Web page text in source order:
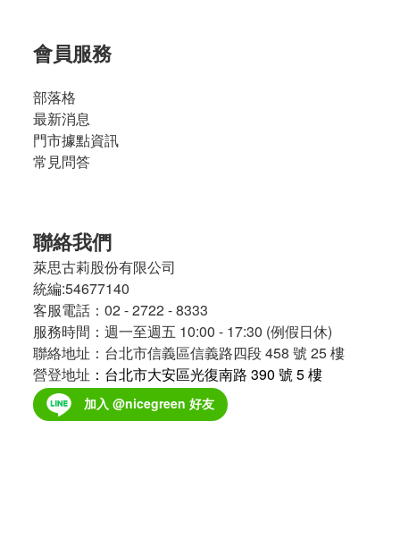
會員服務
部落格
最新消息
門市據點資訊
常見問答
聯絡我們
萊思古莉股份有限公司
統編:54677140
客服電話：02 - 2722 - 8333
服務時間：週一至週五 10:00 - 17:30 (例假日休)
聯絡地址：台北市信義區信義路四段 458 號 25 樓
營登地址 ：台北市大安區光復南路 390 號 5 樓
加入 @nicegreen 好友